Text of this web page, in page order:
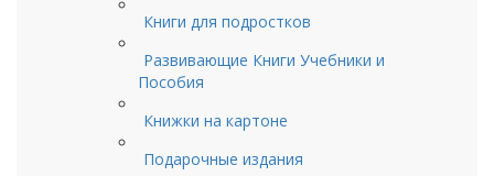
Книги для подростков
Развивающие Книги Учебники и
Пособия
Книжки на картоне
Подарочные издания